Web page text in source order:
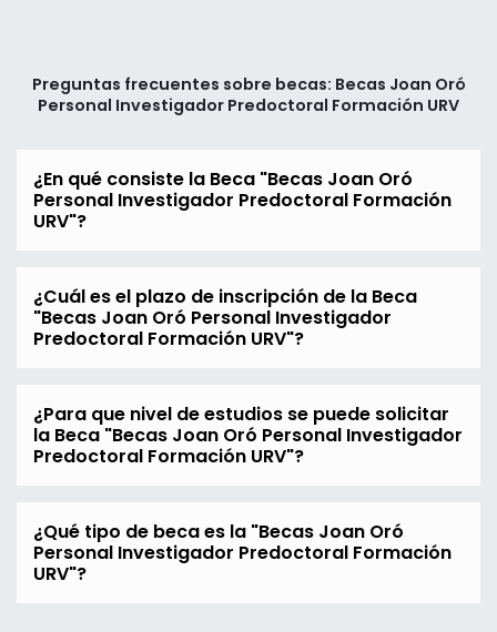
Preguntas frecuentes sobre becas: Becas Joan Oró
Personal Investigador Predoctoral Formación URV
¿En qué consiste la Beca "Becas Joan Oró
Personal Investigador Predoctoral Formación
URV"?
¿Cuál es el plazo de inscripción de la Beca
"Becas Joan Oró Personal Investigador
Predoctoral Formación URV"?
¿Para que nivel de estudios se puede solicitar
la Beca "Becas Joan Oró Personal Investigador
Predoctoral Formación URV"?
¿Qué tipo de beca es la "Becas Joan Oró
Personal Investigador Predoctoral Formación
URV"?